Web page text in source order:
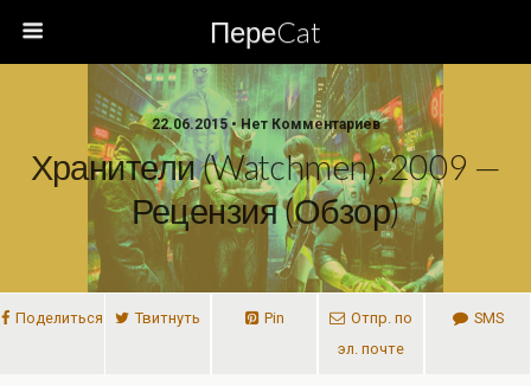
ПереCat
22.06.2015 • Нет Комментариев
Хранители (Watchmen), 2009 —
Рецензия (обзор)
Поделиться Твитнуть Pin
Отпр. по
эл. почте
SMS